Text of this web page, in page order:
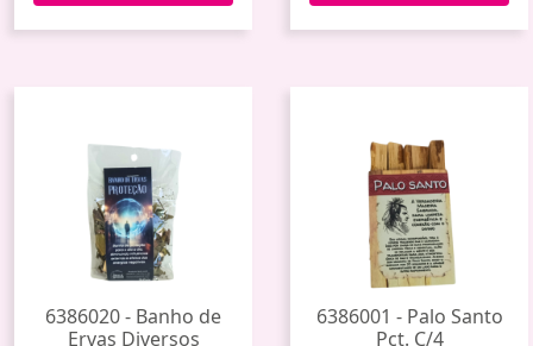
6386020 - Banho de
Ervas Diversos
6386001 - Palo Santo
Pct. C/4